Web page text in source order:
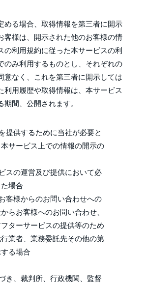
める場合、取得情報を第三者に開示
客様は、開示された他のお客様の情
の利用規約に従った本サービスの利
のみ利用するものとし、それぞれの
意なく、これを第三者に開示しては
利用履歴や取得情報は、本サービス
期間、公開されます。
提供するために当社が必要と
サービス上での情報の開示の
スの運営及び提供において必
場合
客様からのお問い合わせへの
らお客様へのお問い合わせ、
ターサービスの提供等のため
業者、業務委託先その他の第
る場合
き、裁判所、行政機関、監督